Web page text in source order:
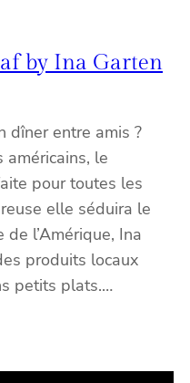
by Ina Garten
dîner entre amis ?
américains, le
pour toutes les
elle séduira le
l’Amérique, Ina
produits locaux
petits plats.…